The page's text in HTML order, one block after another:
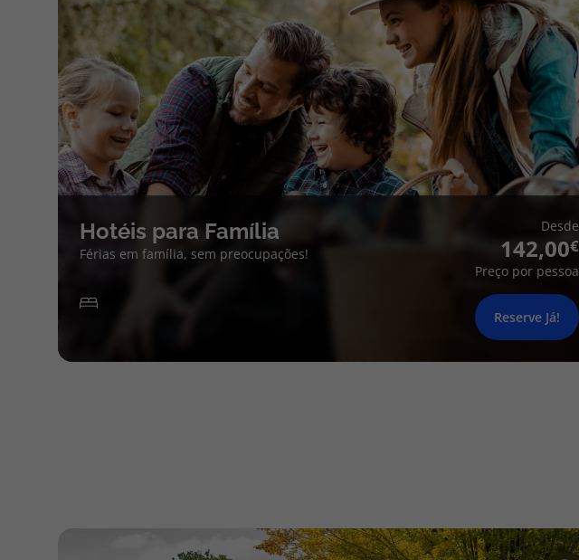
Hotéis para Família
Férias em família, sem preocupações!
Desde
142,00
Preço por pessoa
Reserve Já!